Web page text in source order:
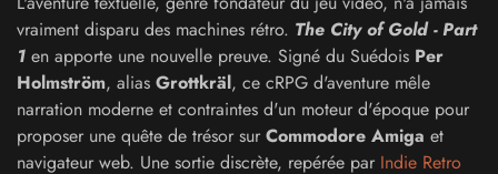
vraiment disparu des machines rétro. The City of Gold - Part
1 en apporte une nouvelle preuve. Signé du Suédois Per
Holmström, alias Grottkräl, ce cRPG d'aventure mêle
narration moderne et contraintes d'un moteur d'époque pour
proposer une quête de trésor sur Commodore Amiga et
navigateur web. Une sortie discrète, repérée par Indie Retro